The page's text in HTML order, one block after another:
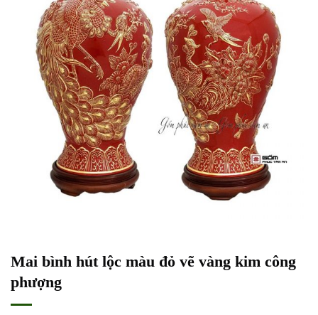
Mai bình hút lộc màu đỏ vẽ vàng kim công
phượng